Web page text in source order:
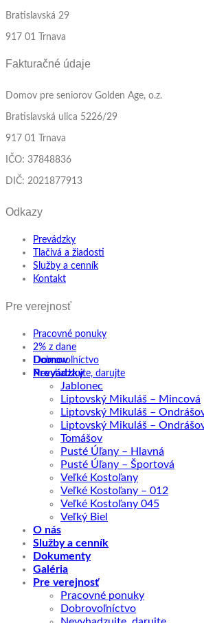
Bratislavská 29
917 01 Trnava
Fakturačné údaje
Domov pre seniorov Golden Age, o.z.
Bratislavská ulica 5226/29
917 01 Trnava
IČO: 37848836
DIČ: 2021877913
Odkazy
Prevádzky
Tlačivá a žiadosti
Služby a cenník
Kontakt
Pre verejnosť
Pracovné ponuky
2% z dane
Dobrovoľníctvo
Nevyhadzujte, darujte
Domov
Prevádzky
Jablonec
Liptovský Mikuláš – Mincová
Liptovský Mikuláš –
Liptovský Mikuláš –
Tomášov
Pusté Úľany – Hlavná
Pusté Úľany – Športová
Veľké Kostoľany
Veľké Kostoľany – 012
Veľké Kostoľany 045
Veľký Biel
O nás
Služby a cenník
Dokumenty
Galéria
Pre verejnosť
Pracovné ponuky
Dobrovoľníctvo